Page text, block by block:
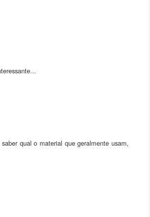
qual o material que geralmente usam,